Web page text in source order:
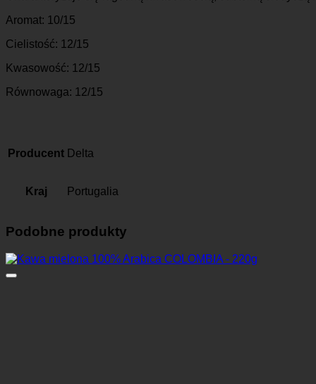
Aromat: 10/15
Cielistość: 12/15
Kwasowość: 12/15
Równowaga: 12/15
Producent Delta
Kraj Portugalia
Podobne produkty